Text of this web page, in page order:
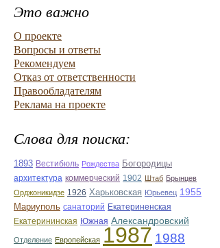
Это важно
О проекте
Вопросы и ответы
Рекомендуем
Отказ от ответственности
Правообладателям
Реклама на проекте
Слова для поиска:
1893 Вестибюль Рождества Богородицы
архитектура коммерческий 1902 Штаб Брынцев
Орджоникидзе 1926 Харьковская Юрьевец 1955
Мариуполь санаторий Екатериненская
Екатерининская Южная Александровский
Отделение Европейская 1987 1988